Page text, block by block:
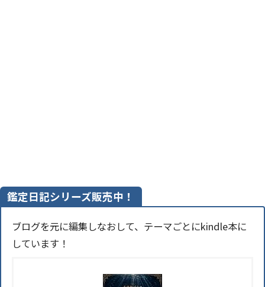
鑑定日記シリーズ販売中！
ブログを元に編集しなおして、テーマごとにkindle本に
しています！